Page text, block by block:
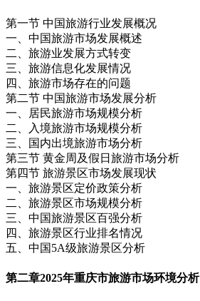
第一节 中国旅游行业发展概况
一、中国旅游市场发展概述
二、旅游业发展方式转变
三、旅游信息化发展情况
四、旅游市场存在的问题
第二节 中国旅游市场发展分析
一、居民旅游市场规模分析
二、入境旅游市场规模分析
三、国内出境旅游市场分析
第三节 黄金周及假日旅游市场分析
第四节 旅游景区市场发展现状
一、旅游景区定价政策分析
二、旅游景区市场规模分析
三、中国旅游景区百强分析
四、旅游景区行业排名情况
五、中国5A级旅游景区分析
第二章2025年重庆市旅游市场环境分析